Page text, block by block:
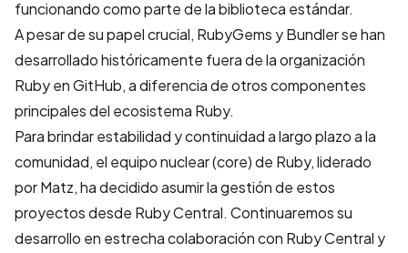
funcionando como parte de la biblioteca estándar.
A pesar de su papel crucial, RubyGems y Bundler se han
desarrollado históricamente fuera de la organización
Ruby en GitHub, a diferencia de otros componentes
principales del ecosistema Ruby.
Para brindar estabilidad y continuidad a largo plazo a la
comunidad, el equipo nuclear (core) de Ruby, liderado
por Matz, ha decidido asumir la gestión de estos
proyectos desde Ruby Central. Continuaremos su
desarrollo en estrecha colaboración con Ruby Central y